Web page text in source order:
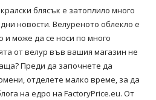
блясък е затоплило много
новости. Велуреното облекло е
и може да се носи по много
отвелур във вашия магазин не
Преди да започнете да
отделете малко време, за да
на едро на FactoryPrice.eu. От